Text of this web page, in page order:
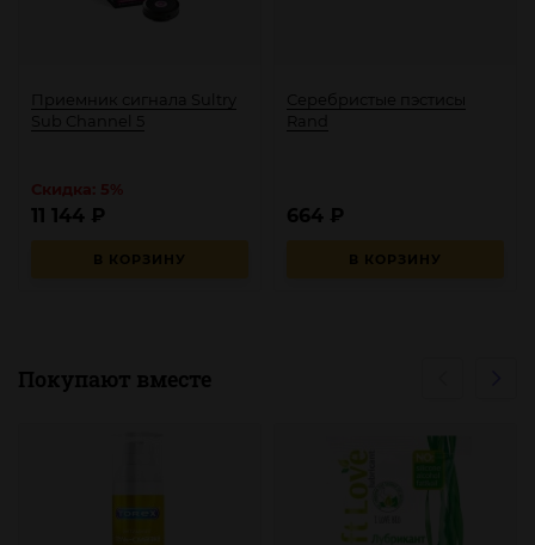
Приемник сигнала Sultry
В КОРЗИНУ
11 144 ₽
Серебристые пэстисы
В КОРЗИНУ
664 ₽
Покупают вместе